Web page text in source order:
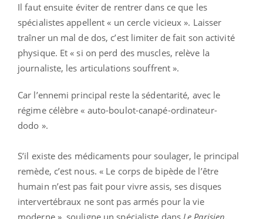
Il faut ensuite éviter de rentrer dans ce que les
spécialistes appellent « un cercle vicieux ». Laisser
traîner un mal de dos, c’est limiter de fait son activité
physique. Et « si on perd des muscles, relève la
journaliste, les articulations souffrent ».
Car l’ennemi principal reste la sédentarité, avec le
régime célèbre « auto-boulot-canapé-ordinateur-
dodo ».
S’il existe des médicaments pour soulager, le principal
remède, c’est nous. « Le corps de bipède de l’être
humain n’est pas fait pour vivre assis, ses disques
intervertébraux ne sont pas armés pour la vie
moderne », souligne un spécialiste dans Le Parisien.